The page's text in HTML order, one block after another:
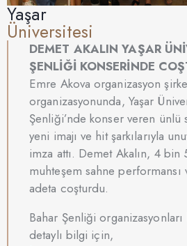
Yaşar
Üniversitesi
DEMET AKALIN YAŞAR
ŞENLİĞİ KONSERİNDE
Emre Akova organizasyon
organizasyonunda, Yaşar
Şenliği’nde konser veren ünlü
yeni imajı ve hit şarkılarıyla
imza attı. Demet Akalın, 4 bin
muhteşem sahne performansı
adeta coşturdu.
Bahar Şenliği
detaylı bilgi için,